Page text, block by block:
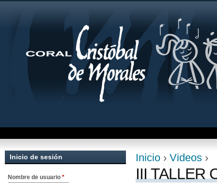
Se encuentra
Inicio › Videos ›
III TALLER
Inicio de sesión
Nombre de usuario *